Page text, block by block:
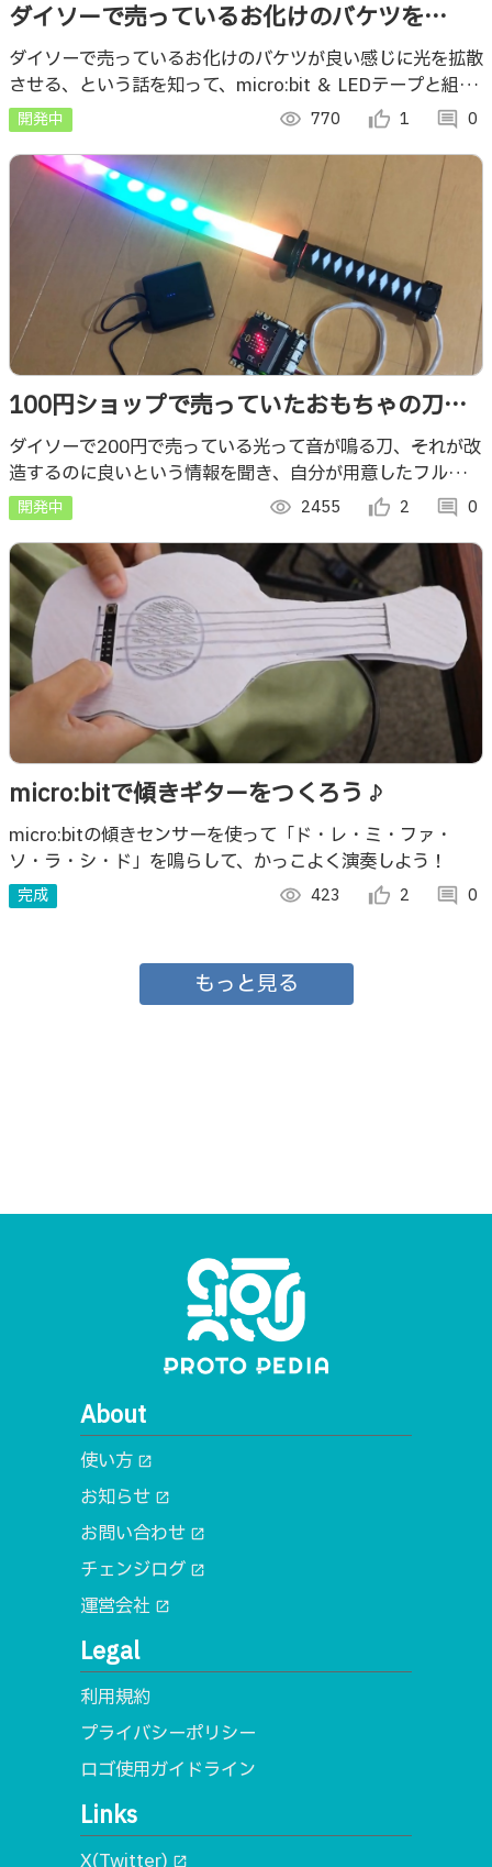
ダイソーで売っているお化けのバケツを
micro:bit で光らせる
ダイソーで売っているお化けのバケツが良い感じに光を拡散
させる、という話を知って、micro:bit ＆ LEDテープと組み
合わせて、ピカピカさせてみました
開発中 visibility 770 thumb_up_alt 1 comment 0
100円ショップで売っていたおもちゃの刀を
改造して LEDテープを仕込んで光らせるテス
ト
ダイソーで200円で売っている光って音が鳴る刀、それが改
造するのに良いという情報を聞き、自分が用意したフルカラ
ーLEDテープを使って光らせてみるテストです。
開発中 visibility 2455 thumb_up_alt 2 comment 0
micro:bitで傾きギターをつくろう♪
micro:bitの傾きセンサーを使って「ド・レ・ミ・ファ・
ソ・ラ・シ・ド」を鳴らして、かっこよく演奏しよう！
完成 visibility 423 thumb_up_alt 2 comment 0
もっと見る
About
使い方 open_in_new
お知らせ open_in_new
お問い合わせ open_in_new
チェンジログ open_in_new
運営会社 open_in_new
Legal
利用規約
プライバシーポリシー
ロゴ使用ガイドライン
Links
X(Twitter) open_in_new